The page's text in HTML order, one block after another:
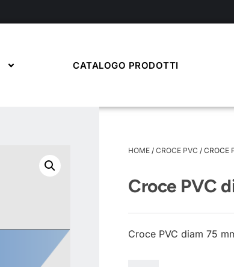
CATALOGO PRODOTTI
HOME / CROCE PVC / CROCE
Croce PVC
Croce PVC diam 75